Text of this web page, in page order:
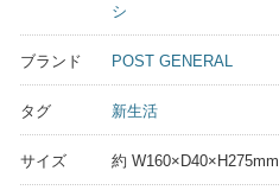
シ
ブランド POST GENERAL
タグ 新生活
サイズ 約 W160×D40×H275mm